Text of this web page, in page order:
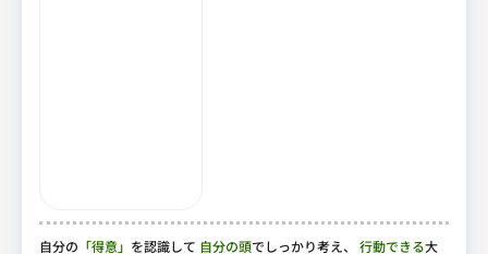
自分の 「得意」 を認識して 自分の頭でしっかり考え、 行動できる大